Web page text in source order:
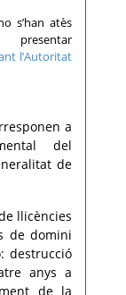
s’han atès
l’Autoritat
a
del
de
llicències
de domini
destrucció
anys a
de la